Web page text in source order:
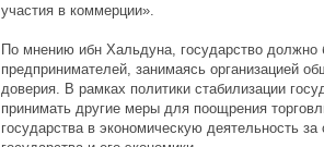
участия в коммерции».
По мнению ибн Хальдуна, государство должно
предпринимателей, занимаясь организацией
доверия. В рамках политики стабилизации
принимать другие меры для поощрения
государства в экономическую деятельность